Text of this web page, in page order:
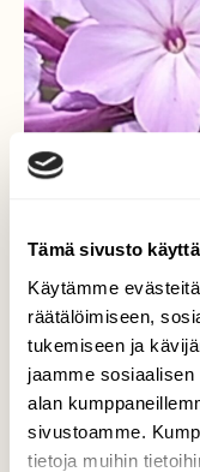
Tämä sivusto
Käytämme
räätälöimiseen,
tukemiseen ja
jaamme
alan
sivustoamme.
tietoja muihin